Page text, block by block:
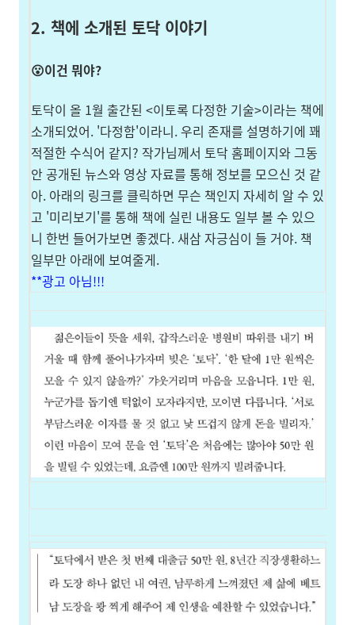
2. 책에 소개된 토닥 이야기
😮이건 뭐야?
토닥이 올 1월 출간된 <이토록 다정한 기술>이라는 책에
소개되었어. '다정함'이라니. 우리 존재를 설명하기에 꽤
적절한 수식어 같지? 작가님께서 토닥 홈페이지와 그동
안 공개된 뉴스와 영상 자료를 통해 정보를 모으신 것 같
아. 아래의 링크를 클릭하면 무슨 책인지 자세히 알 수 있
고 '미리보기'를 통해 책에 실린 내용도 일부 볼 수 있으
니 한번 들어가보면 좋겠다. 새삼 자긍심이 들 거야. 책
일부만 아래에 보여줄게.
**광고 아님!!!